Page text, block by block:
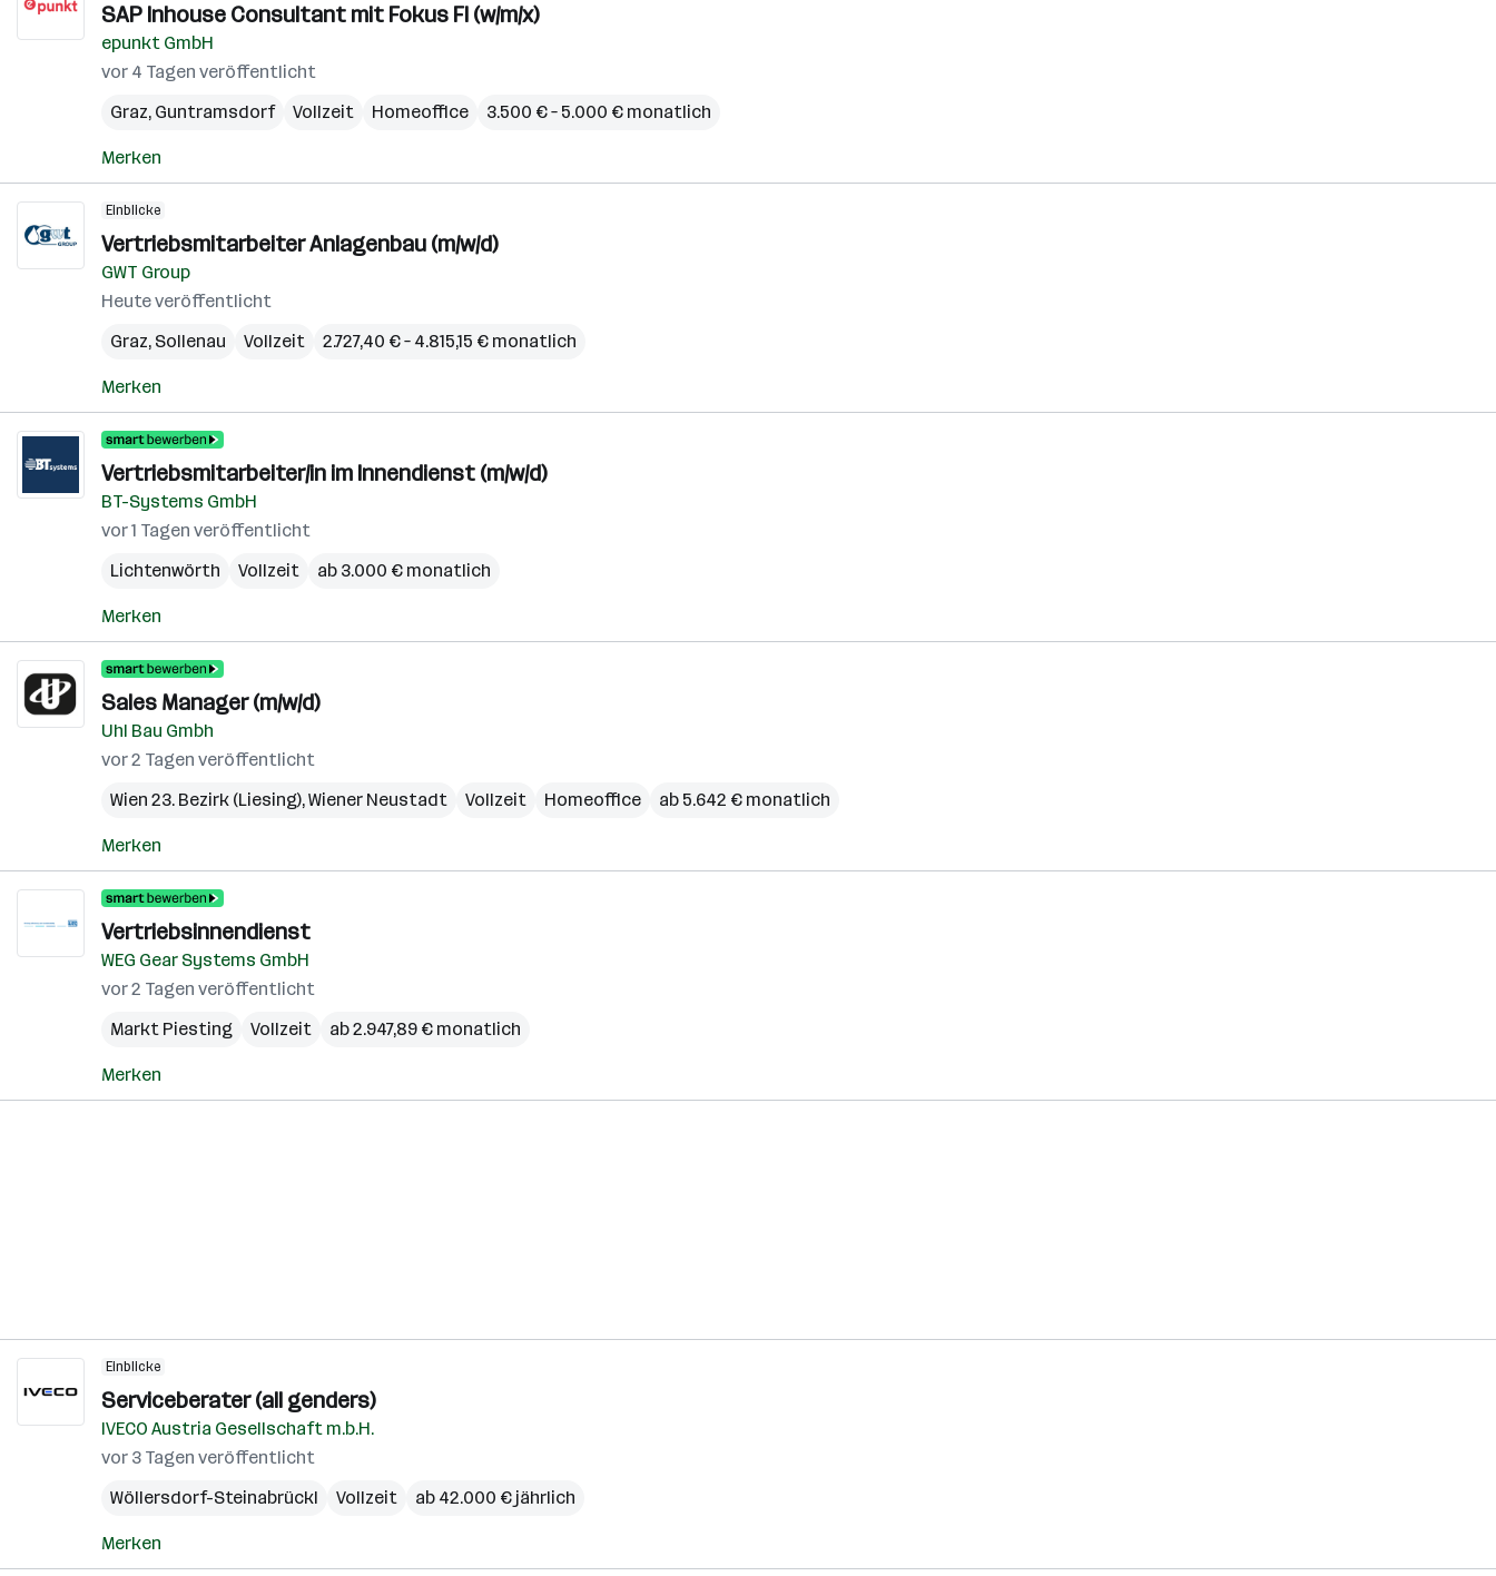
SAP Inhouse Consultant mit Fokus FI (w/m/x)
epunkt GmbH
vor 4 Tagen veröffentlicht
Graz, Guntramsdorf Vollzeit Homeoffice 3.500 € – 5.000 € monatlich
Merken
Einblicke
Vertriebsmitarbeiter Anlagenbau (m/w/d)
GWT Group
Heute veröffentlicht
Graz, Sollenau Vollzeit 2.727,40 € – 4.815,15 € monatlich
Merken
Vertriebsmitarbeiter/in im Innendienst (m/w/d)
BT-Systems GmbH
vor 1 Tagen veröffentlicht
Lichtenwörth
Vollzeit ab 3.000 € monatlich
Merken
Sales Manager (m/w/d)
Uhl Bau Gmbh
vor 2 Tagen veröffentlicht
Wien 23. Bezirk (Liesing),Wiener Neustadt Vollzeit Homeoffice ab 5.642 € monatlich
Merken
Vertriebsinnendienst
WEG Gear Systems GmbH
vor 2 Tagen veröffentlicht
Markt Piesting
Vollzeit ab 2.947,89 € monatlich
Merken
Einblicke
Serviceberater (all genders)
IVECO Austria Gesellschaft m.b.H.
vor 3 Tagen veröffentlicht
Wöllersdorf-Steinabrückl
Vollzeit ab 42.000 € jährlich
Merken